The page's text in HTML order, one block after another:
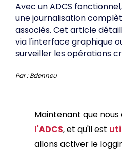
Avec un ADCS
une journalisation
associés. Cet article
via l'interface graphique
surveiller les opérations
Par : Bdenneu
Maintenant que nous
l'ADCS, et qu'il est
allons activer le